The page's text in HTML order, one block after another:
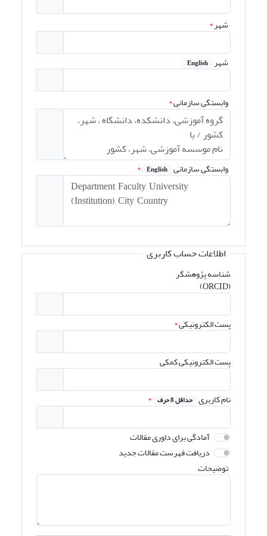
شهر*
شهر English
وابستگی سازمانی*
وابستگی سازمانی English
*
اطلاعات حساب کاربری
شناسه پژوهشگر
(ORCID)
پست الکترونیکی*
پست الکترونیکی کمکی
نام کاربری حداقل 8 حرف *
آمادگی برای داوری مقالات
دریافت فهرست مقالات جدید
توضیحات